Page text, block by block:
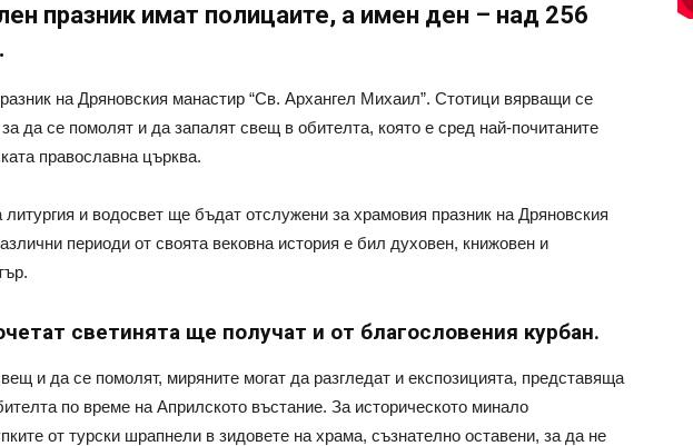
празник имат полицаите, а имен ден – над 256
на Дряновския манастир “Св. Архангел Михаил”. Стотици вярващи се
да се помолят и да запалят свещ в обителта, която е сред най-почитаните
православна църква.
и водосвет ще бъдат отслужени за храмовия празник на Дряновския
периоди от своята вековна история е бил духовен, книжовен и
светинята ще получат и от благословения курбан.
и да се помолят, миряните могат да разгледат и експозицията, представяща
по време на Априлското въстание. За историческото минало
от турски шрапнели в зидовете на храма, съзнателно оставени, за да не